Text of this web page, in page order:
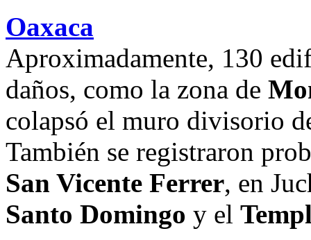
Oaxaca
Aproximadamente, 130
daños, como la zona de
colapsó el muro divisorio
También se registraron
San Vicente Ferrer, en
Santo Domingo y el